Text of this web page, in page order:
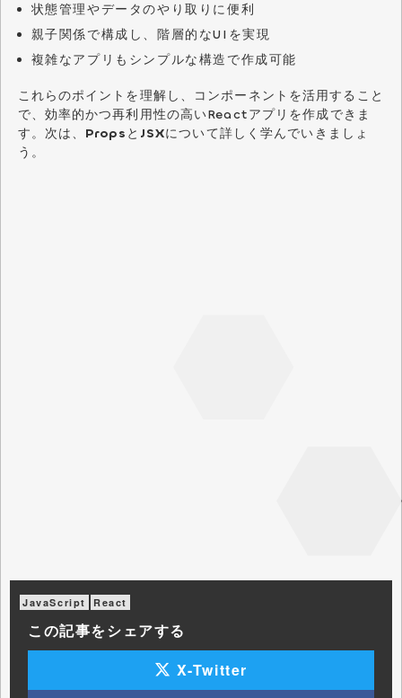
状態管理やデータのやり取りに便利
親子関係で構成し、階層的なUIを実現
複雑なアプリもシンプルな構造で作成可能
これらのポイントを理解し、コンポーネントを活用すること
で、効率的かつ再利用性の高いReactアプリを作成できま
す。次は、 Props と JSXについて詳しく学んでいきましょ
う。
JavaScript React
この記事をシェアする
X-Twitter